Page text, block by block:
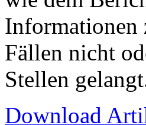
Informationen
Fällen nicht
Stellen
Download